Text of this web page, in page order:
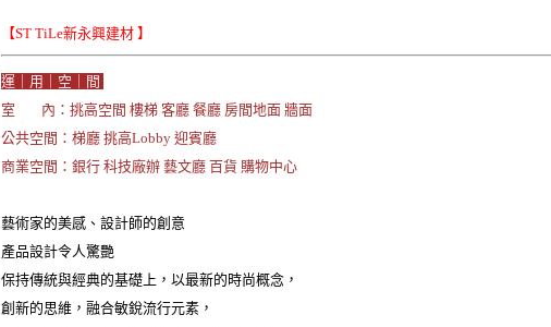
【ST TiLe新永興建材 】
運｜用｜空｜間
室 內：挑高空間 樓梯 客廳 餐廳 房間地面 牆面
公共空間：梯廳 挑高Lobby 迎賓廳
商業空間：銀行 科技廠辦 藝文廳 百貨 購物中心
藝術家的美感、設計師的創意
產品設計令人驚艷
保持傳統與經典的基礎上，以最新的時尚概念，
創新的思維，融合敏銳流行元素，